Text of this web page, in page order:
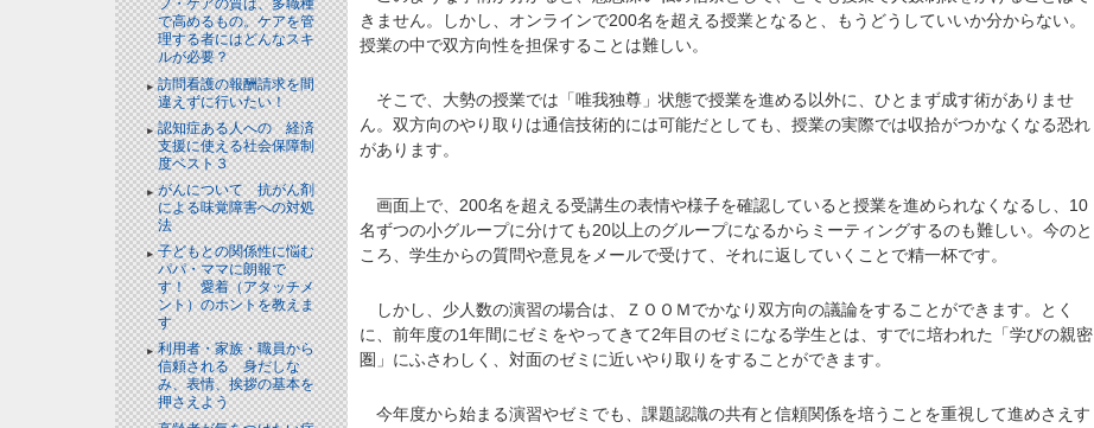
フ・ケアの質は、多職種
で高めるもの。ケアを管
理する者にはどんなスキ
ルが必要？
訪問看護の報酬請求を間
違えずに行いたい！
認知症ある人への 経済
支援に使える社会保障制
度ベスト３
がんについて 抗がん剤
による味覚障害への対処
法
子どもとの関係性に悩む
パパ・ママに朗報で
す！ 愛着（アタッチメ
ント）のホントを教えま
す
利用者・家族・職員から
信頼される 身だしな
み、表情、挨拶の基本を
押さえよう
きません。しかし、オンラインで200名を超える授業となると、もうどうしていいか分からない。
授業の中で双方向性を担保することは難しい。
そこで、大勢の授業では「唯我独尊」状態で授業を進める以外に、ひとまず成す術がありませ
ん。双方向のやり取りは通信技術的には可能だとしても、授業の実際では収拾がつかなくなる恐れ
があります。
画面上で、200名を超える受講生の表情や様子を確認していると授業を進められなくなるし、10
名ずつの小グループに分けても20以上のグループになるからミーティングするのも難しい。今のと
ころ、学生からの質問や意見をメールで受けて、それに返していくことで精一杯です。
しかし、少人数の演習の場合は、ＺＯＯＭでかなり双方向の議論をすることができます。とく
に、前年度の1年間にゼミをやってきて2年目のゼミになる学生とは、すでに培われた「学びの親密
圏」にふさわしく、対面のゼミに近いやり取りをすることができます。
今年度から始まる演習やゼミでも、課題認識の共有と信頼関係を培うことを重視して進めさえす